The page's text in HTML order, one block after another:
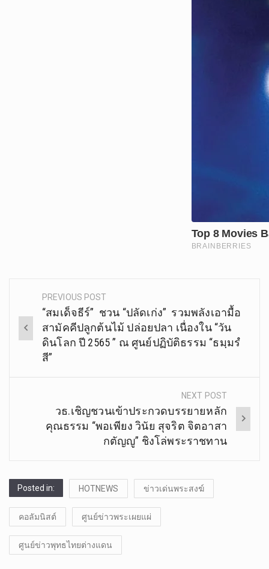
Post
navigation
PREVIOUS POST
“สมเด็จธีร์” ชวน “ปลัดเก่ง” รวมพลังเอามื้อ
สามัคคีปลูกต้นไม้ ปล่อยปลา เนื่องใน “วัน
ดินโลก ปี 2565 ” ณ ศูนย์ปฏิบัติธรรม “ธมฺมรํ
สี”
NEXT POST
วธ.เชิญชวนเข้าประกวดบรรยายหลัก
คุณธรรม “พอเพียง วินัย สุจริต จิตอาสา
กตัญญู” ชิงโล่พระราชทาน
Posted in: HOTNEWS ข่าวเด่นพระสงฆ์
คอลัมนิสต์ ศูนย์ข่าวพระเผยแผ่
ศูนย์ข่าวพุทธไทยต่างแดน